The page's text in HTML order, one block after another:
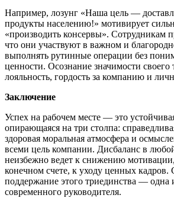
Например, лозунг «Наша цель —
продукты населению!» мотивирует
«производить консервы». Сотрудникам
что они участвуют в важном и
выполнять рутинные операции без
ценности. Осознание значимости своего
лояльность, гордость за компанию и
Заключение
Успех на рабочем месте — это
опирающаяся на три столпа:
здоровая моральная атмосфера и
всеми цель компании. Дисбаланс в
неизбежно ведет к снижению
конечном счете, к уходу ценных кадров.
поддержание этого триединства — одна
современного руководителя.